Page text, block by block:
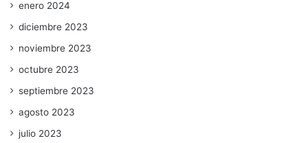
enero 2024
diciembre 2023
noviembre 2023
octubre 2023
septiembre 2023
agosto 2023
julio 2023